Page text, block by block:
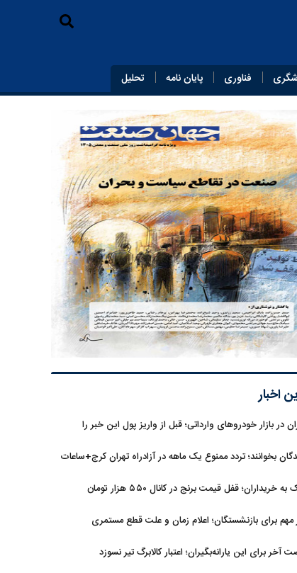
فناوری پایان‌ نامه تحلیل
اخبار
در بازار خودروهای وارداتی؛ قبل از واریز پول این خبر را
بخوانند؛ تردد ممنوع یک ماهه در آزادراه تهران کرج+ساعات
خریداران؛ قفل قیمت برنج در کانال ۵۵۰ هزار تومان
مهم برای بازنشستگان؛ اعلام زمان و علت قطع مستمری
آخر برای این یارانه‌بگیران؛ اعتبار کالابرگ تیر نسوزد